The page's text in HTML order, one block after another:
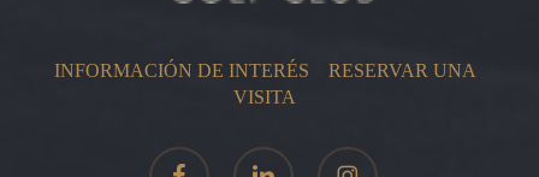
INFORMACIÓN DE INTERÉS
RESERVAR UNA
VISITA
facebook linkedin instagram